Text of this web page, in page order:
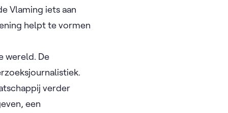
Vlaming iets aan
helpt te vormen
wereld. De
verder
een